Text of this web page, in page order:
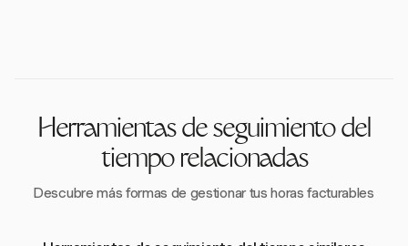
Herramientas de seguimiento del
tiempo relacionadas
Descubre más formas de gestionar tus horas facturables